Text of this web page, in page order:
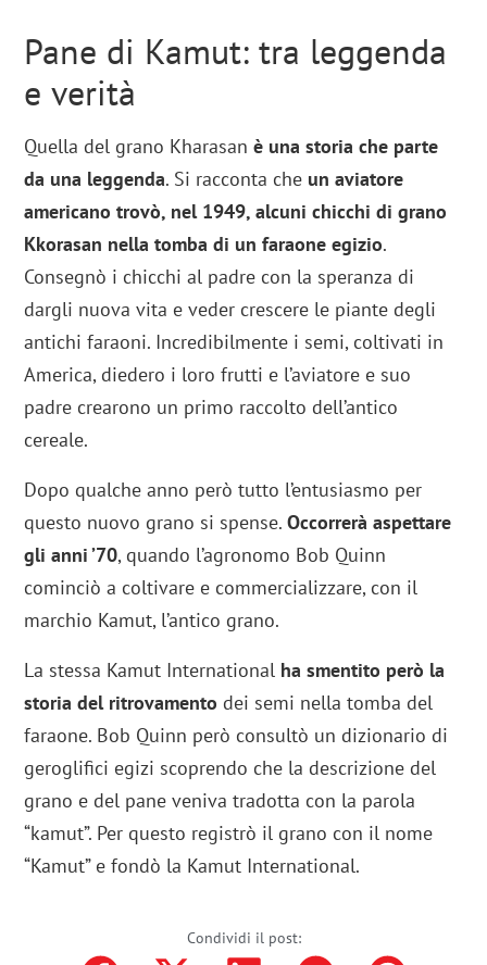
Pane di Kamut: tra leggenda
e verità
Quella del grano Kharasanè una storia che parte
da una leggenda. Si racconta che un aviatore
americano trovò, nel 1949, alcuni chicchi di grano
Kkorasan nella tomba di un faraone egizio.
Consegnò i chicchi al padre con la speranza di
dargli nuova vita e veder crescere le piante degli
antichi faraoni. Incredibilmente i semi, coltivati in
America, diedero i loro frutti e l’aviatore e suo
padre crearono un primo raccolto dell’antico
cereale.
Dopo qualche anno però tutto l’entusiasmo per
questo nuovo grano si spense.Occorrerà aspettare
gli anni ’70, quando l’agronomo Bob Quinn
cominciò a coltivare e commercializzare, con il
marchio Kamut, l’antico grano.
La stessa Kamut International ha smentito però la
storia del ritrovamento dei semi nella tomba del
faraone. Bob Quinn però consultò un dizionario di
geroglifici egizi scoprendo che la descrizione del
grano e del pane veniva tradotta con la parola
“kamut”. Per questo registrò il grano con il nome
“Kamut” e fondò la Kamut International.
Condividi il post: